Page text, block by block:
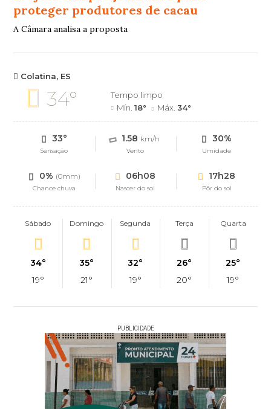
proteger produtores de cacau
A Câmara analisa a proposta
Colatina, ES
34°
Tempo limpo
Mín.18° Máx.34°
33°
Sensação
1.58 km/h
Vento
30%
Umidade
0% (0mm)
Chance chuva
06h08
Nascer do sol
17h28
Pôr do sol
Sábado
34°
19°
Domingo
35°
21°
Segunda
32°
19°
Terça
26°
20°
Quarta
25°
19°
PUBLICIDADE